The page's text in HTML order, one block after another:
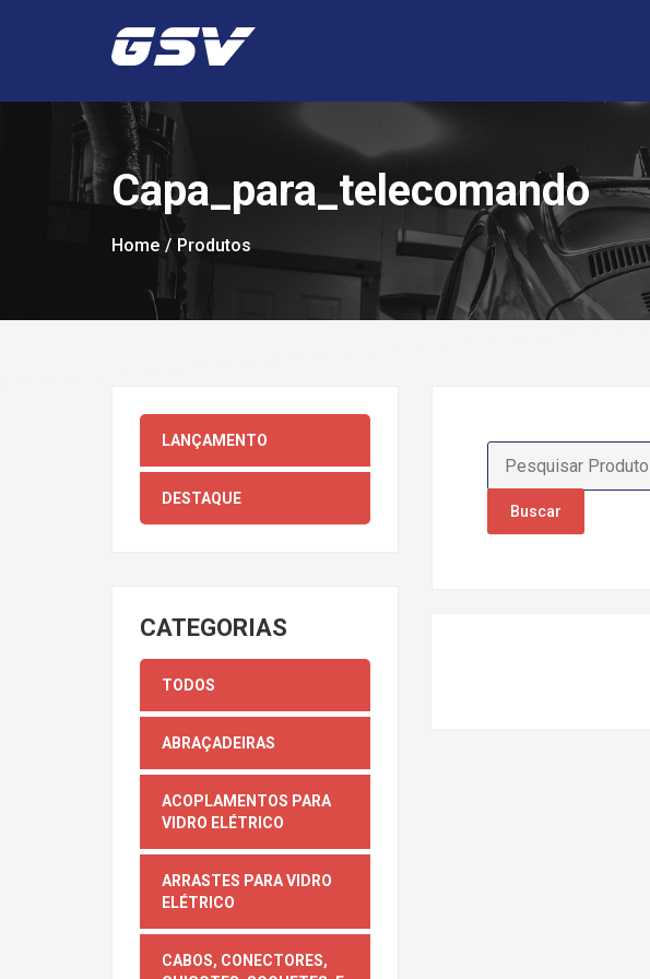
Capa_para_telecomando
Home Produtos
LANÇAMENTO
DESTAQUE
CATEGORIAS
TODOS
ABRAÇADEIRAS
ACOPLAMENTOS PARA
VIDRO ELÉTRICO
ARRASTES PARA VIDRO
ELÉTRICO
CABOS, CONECTORES,
Buscar